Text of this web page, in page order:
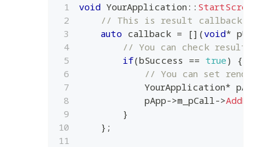
void YourApplication ::
// This is result callback
auto callback = [] (void*
// You can check result of
if(bSuccess == true)
{
// You can set
            YourApplication
* pApp
            pApp
->m_pCall->
}
} ;